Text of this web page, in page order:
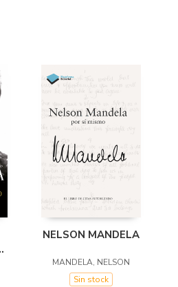
NELSON MANDELA
MANDELA, NELSON
Sin stock